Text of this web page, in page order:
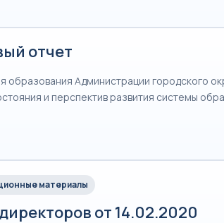
отчет
образования Администрации городского
и перспектив развития системы
материалы
от 14.02.2020